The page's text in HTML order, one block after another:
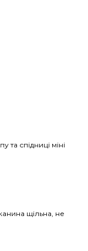
та спідниці міні
щільна, не